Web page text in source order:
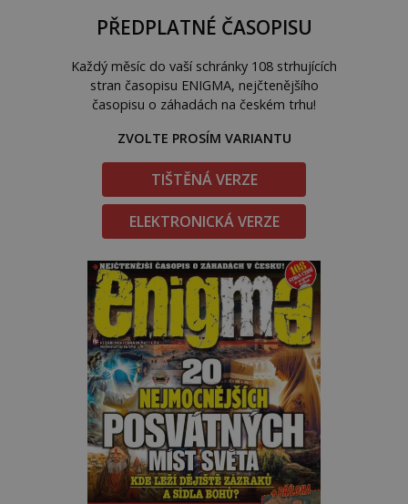
PŘEDPLATNÉ ČASOPISU
Každý měsíc do vaší schránky 108 strhujících
stran časopisu ENIGMA, nejčtenějšího
časopisu o záhadách na českém trhu!
ZVOLTE PROSÍM VARIANTU
TIŠTĚNÁ VERZE
ELEKTRONICKÁ VERZE